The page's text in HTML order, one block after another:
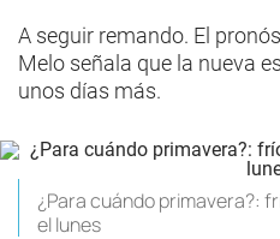
A seguir remando. El
Melo señala que la nueva
unos días más.
¿Para cuándo primavera?:
el lunes